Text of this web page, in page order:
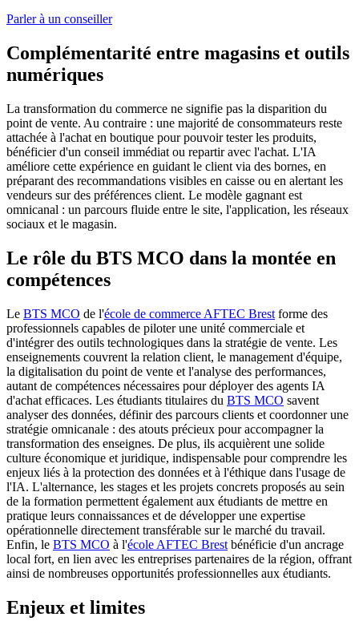
Parler à un conseiller
Complémentarité entre magasins et outils
numériques
La transformation du commerce ne signifie pas la disparition du
point de vente. Au contraire : une majorité de consommateurs reste
attachée à l'achat en boutique pour pouvoir tester les produits,
bénéficier d'un conseil immédiat ou repartir avec l'achat. L'IA
améliore cette expérience en guidant le client via des bornes, en
préparant des recommandations visibles en caisse ou en alertant les
vendeurs sur des préférences client. Le modèle gagnant est
omnicanal : un parcours fluide entre le site, l'application, les réseaux
sociaux et le magasin.
Le rôle du BTS MCO dans la montée en
compétences
Le BTS MCO de l'école de commerce AFTEC Brest forme des
professionnels capables de piloter une unité commerciale et
d'intégrer des outils technologiques dans la stratégie de vente. Les
enseignements couvrent la relation client, le management d'équipe,
la digitalisation du point de vente et l'analyse des performances,
autant de compétences nécessaires pour déployer des agents IA
d'achat efficaces. Les étudiants titulaires du BTS MCO savent
analyser des données, définir des parcours clients et coordonner une
stratégie omnicanale : des atouts précieux pour accompagner la
transformation des enseignes. De plus, ils acquièrent une solide
culture économique et juridique, indispensable pour comprendre les
enjeux liés à la protection des données et à l'éthique dans l'usage de
l'IA. L'alternance, les stages et les projets concrets proposés au sein
de la formation permettent également aux étudiants de mettre en
pratique leurs connaissances et de développer une expertise
opérationnelle directement transférable sur le marché du travail.
Enfin, le BTS MCO à l'école AFTEC Brest bénéficie d'un ancrage
local fort, en lien avec les entreprises partenaires de la région, offrant
ainsi de nombreuses opportunités professionnelles aux étudiants.
Enjeux et limites